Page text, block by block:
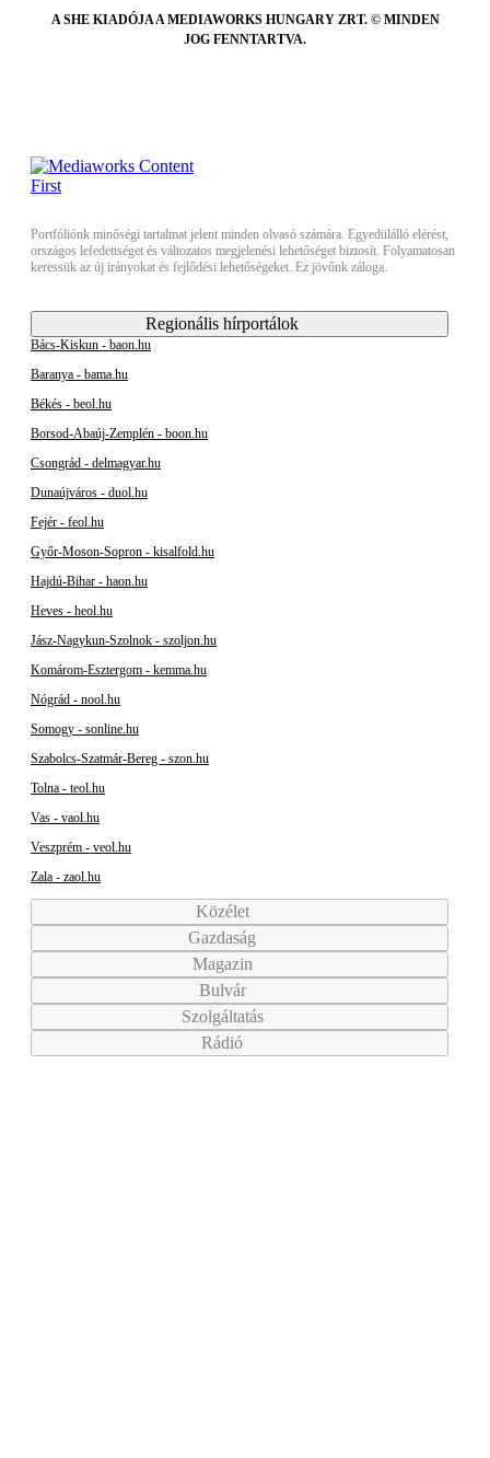
A SHE KIADÓJA A MEDIAWORKS HUNGARY ZRT. © MINDEN
JOG FENNTARTVA.
Portfóliónk minőségi tartalmat jelent minden olvasó számára. Egyedülálló elérést,
országos lefedettséget és változatos megjelenési lehetőséget biztosít. Folyamatosan
keressük az új irányokat és fejlődési lehetőségeket. Ez jövőnk záloga.
Regionális hírportálok
Bács-Kiskun - baon.hu
Baranya - bama.hu
Békés - beol.hu
Borsod-Abaúj-Zemplén - boon.hu
Csongrád - delmagyar.hu
Dunaújváros - duol.hu
Fejér - feol.hu
Győr-Moson-Sopron - kisalfold.hu
Hajdú-Bihar - haon.hu
Heves - heol.hu
Jász-Nagykun-Szolnok - szoljon.hu
Komárom-Esztergom - kemma.hu
Nógrád - nool.hu
Somogy - sonline.hu
Szabolcs-Szatmár-Bereg - szon.hu
Tolna - teol.hu
Vas - vaol.hu
Veszprém - veol.hu
Zala - zaol.hu
Közélet
Gazdaság
Magazin
Bulvár
Szolgáltatás
Rádió